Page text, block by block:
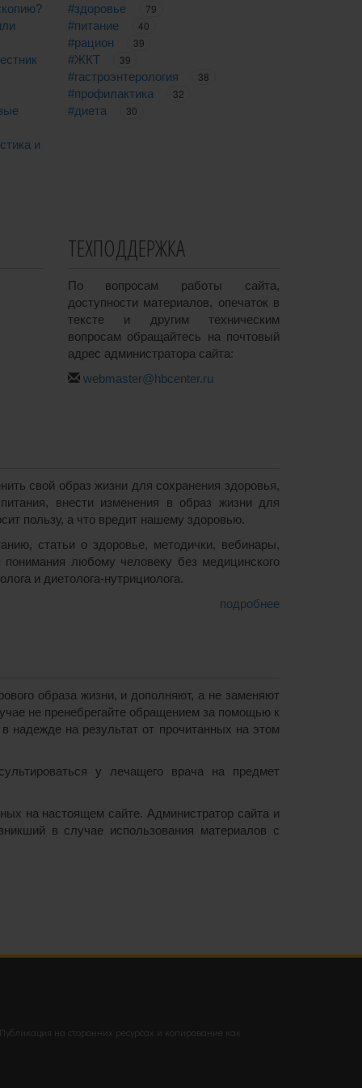
и
#здоровье
79
#питание
40
#рацион
39
#ЖКТ
39
#гастроэнтерология
38
#профилактика
32
#диета
30
ТЕХПОДДЕРЖКА
По вопросам работы сайта,
доступности материалов, опечаток в
тексте и другим техническим
вопросам обращайтесь на почтовый
адрес администратора сайта:
webmaster@hbcenter.ru
свой образ жизни для сохранения здоровья,
внести изменения в образ жизни для
пользу, а что вредит нашему здоровью.
статьи о здоровье, методички, вебинары,
любому человеку без медицинского
и диетолога-нутрициолога.
подробнее
образа жизни, и дополняют, а не заменяют
не пренебрегайте обращением за помощью к
на результат от прочитанных на этом
у лечащего врача на предмет
на настоящем сайте. Администратор сайта и
в случае использования материалов с
на сторонних ресурсах и копирование как